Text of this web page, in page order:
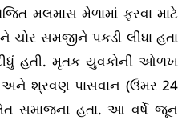
મલમાસ મેળામાં ફરવા માટે
ચોર સમજીને પકડી લીધા હતા
હતી. મૃતક યુવકોની ઓળખ
અને શ્રવણ પાસવાન (ઉંમર 24
સમાજના હતા. આ વર્ષે જૂન